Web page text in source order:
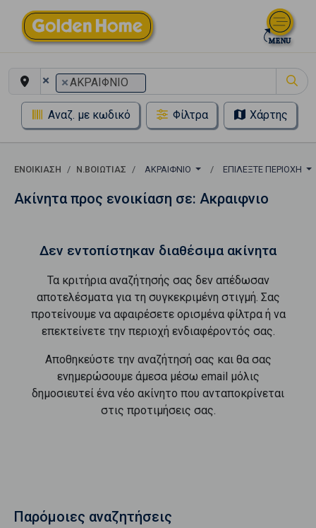
× ×ΑΚΡΑΙΦΝΙΟ
Αναζ. με κωδικό Φίλτρα Χάρτης
ΕΝΟΙΚΊΑΣΗ Ν.ΒΟΙΩΤΙΑΣ ΑΚΡΑΙΦΝΙΟ ΕΠΙΛΈΞΤΕ ΠΕΡΙΟΧΉ
Ακίνητα προς ενοικίαση σε: Ακραιφνιο
Δεν εντοπίστηκαν διαθέσιμα ακίνητα
Τα κριτήρια αναζήτησής σας δεν απέδωσαν
αποτελέσματα για τη συγκεκριμένη στιγμή. Σας
προτείνουμε να αφαιρέσετε ορισμένα φίλτρα ή να
επεκτείνετε την περιοχή ενδιαφέροντός σας.
Αποθηκεύστε την αναζήτησή σας και θα σας
ενημερώσουμε άμεσα μέσω email μόλις
δημοσιευτεί ένα νέο ακίνητο που ανταποκρίνεται
στις προτιμήσεις σας.
Παρόμοιες αναζητήσεις